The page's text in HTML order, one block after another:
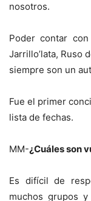
nosotros.
Poder contar
Jarrillo’lata, Ruso
siempre son un
Fue el primer
lista de fechas.
MM-¿Cuáles son
Es difícil de
muchos grupos